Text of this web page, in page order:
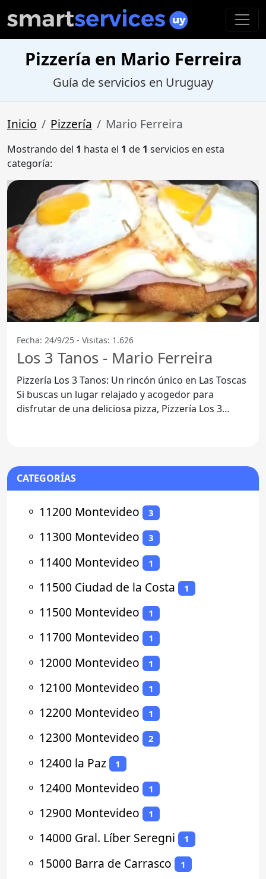
Pizzería en Mario Ferreira
Guía de servicios en Uruguay
Inicio Pizzería Mario Ferreira
Mostrando del 1 hasta el 1 de 1 servicios en esta
categoría:
Fecha: 24/9/25 - Visitas: 1.626
Los 3 Tanos - Mario Ferreira
Pizzería Los 3 Tanos: Un rincón único en Las Toscas
Si buscas un lugar relajado y acogedor para
disfrutar de una deliciosa pizza, Pizzería Los 3
CATEGORÍAS
⚬ 11200 Montevideo 3
⚬ 11300 Montevideo 3
⚬ 11400 Montevideo 1
⚬ 11500 Ciudad de la Costa 1
⚬ 11500 Montevideo 1
⚬ 11700 Montevideo 1
⚬ 12000 Montevideo 1
⚬ 12100 Montevideo 1
⚬ 12200 Montevideo 1
⚬ 12300 Montevideo 2
⚬ 12400 la Paz 1
⚬ 12400 Montevideo 1
⚬ 12900 Montevideo 1
⚬ 14000 Gral. Líber Seregni 1
⚬ 15000 Barra de Carrasco 1